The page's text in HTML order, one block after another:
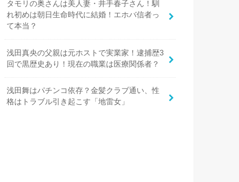
タモリの奥さんは美人妻・井手春子さん！馴
れ初めは朝日生命時代に結婚！エホバ信者っ
て本当？
浅田真央の父親は元ホストで実業家！逮捕歴3
回で黒歴史あり！現在の職業は医療関係者？
浅田舞はパチンコ依存？金髪クラブ通い、性
格はトラブル引き起こす「地雷女」